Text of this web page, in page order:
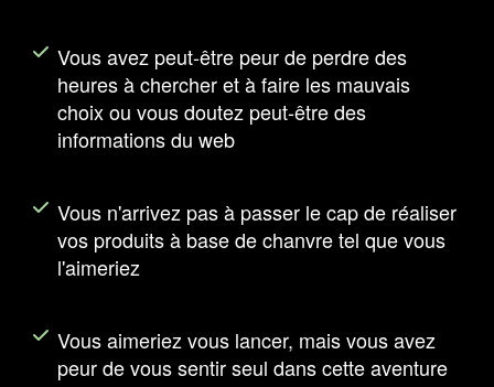
Vous avez peut-être peur de perdre des
heures à chercher et à faire les mauvais
choix ou vous doutez peut-être des
informations du web
Vous n'arrivez pas à passer le cap de réaliser
vos produits à base de chanvre tel que vous
l'aimeriez
Vous aimeriez vous lancer, mais vous avez
peur de vous sentir seul dans cette aventure